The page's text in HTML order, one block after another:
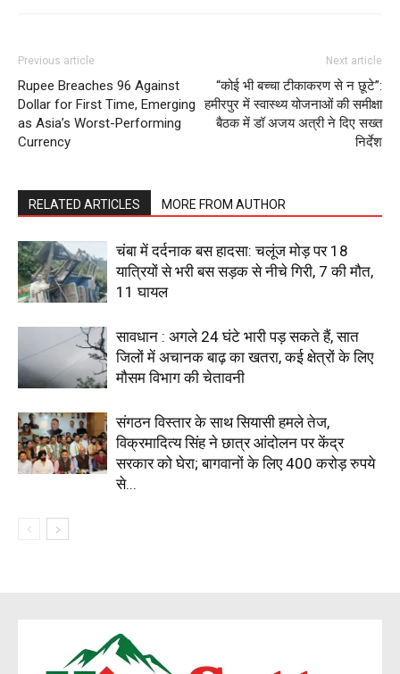
Previous article
Rupee Breaches 96 Against
Dollar for First Time, Emerging
as Asia’s Worst-Performing
Currency
Next article
“कोई भी बच्चा टीकाकरण से न छूटे”:
हमीरपुर में स्वास्थ्य योजनाओं की समीक्षा
बैठक में डॉ अजय अत्री ने दिए सख्त
निर्देश
RELATED ARTICLES MORE FROM AUTHOR
चंबा में दर्दनाक बस हादसा: चलूंज मोड़ पर 18
यात्रियों से भरी बस सड़क से नीचे गिरी, 7 की मौत,
11 घायल
सावधान : अगले 24 घंटे भारी पड़ सकते हैं, सात
जिलों में अचानक बाढ़ का खतरा, कई क्षेत्रों के लिए
मौसम विभाग की चेतावनी
संगठन विस्तार के साथ सियासी हमले तेज,
विक्रमादित्य सिंह ने छात्र आंदोलन पर केंद्र
सरकार को घेरा; बागवानों के लिए 400 करोड़ रुपये
से...